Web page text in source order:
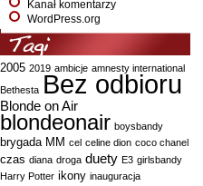
Kanał komentarzy
WordPress.org
Tagi
2005 2019 ambicje amnesty international
Bethesta Bez odbioru
Blonde on Air
blondeonair boysbandy
brygada MM cel celine dion coco chanel
czas diana droga duety E3 girlsbandy
Harry Potter ikony inauguracja